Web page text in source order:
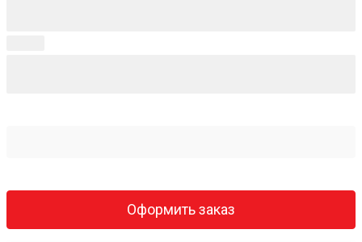
Оформить заказ